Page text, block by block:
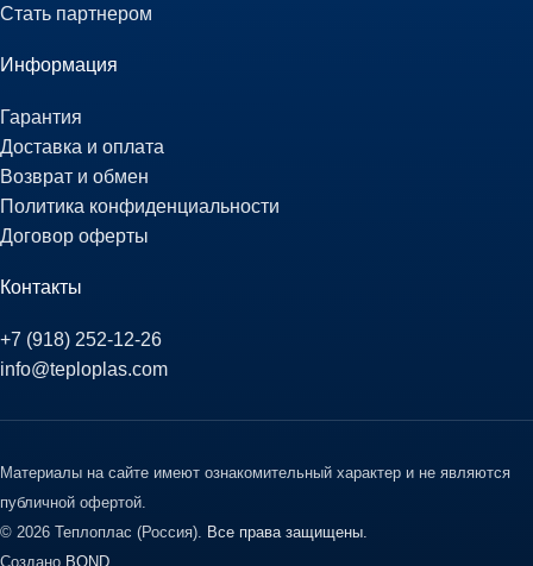
Стать партнером
Информация
Гарантия
Доставка и оплата
Возврат и обмен
Политика конфиденциальности
Договор оферты
Контакты
+7 (918) 252-12-26
info@teploplas.com
Материалы на сайте имеют ознакомительный характер и не являются
публичной офертой.
© 2026 Теплоплас (Россия). Все права защищены.
Создано BOND